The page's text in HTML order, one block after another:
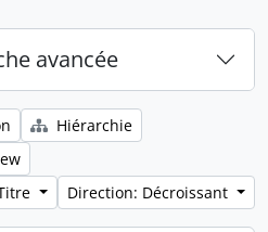
avancée
Hiérarchie
Direction: Décroissant